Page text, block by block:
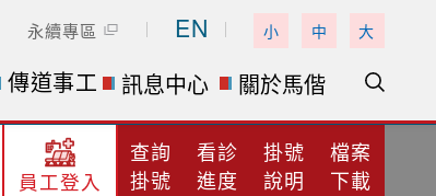
永續專區 EN 小 中 大
傳道事工 訊息中心 關於馬偕
員工登入
查詢
掛號
看診
進度
掛號
說明
檔案
下載